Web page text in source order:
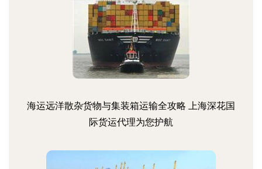
海运远洋散杂货物与集装箱运输全攻略 上海深花国
际货运代理为您护航